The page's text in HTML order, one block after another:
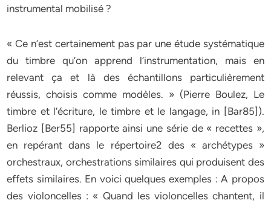
instrumental mobilisé ?
« Ce n’est certainement pas par une étude systématique
du timbre qu’on apprend l’instrumentation, mais en
relevant ça et là des échantillons particulièrement
réussis, choisis comme modèles. » (Pierre Boulez, Le
timbre et l’écriture, le timbre et le langage, in [Bar85]).
Berlioz [Ber55] rapporte ainsi une série de « recettes »,
en repérant dans le répertoire2 des « archétypes »
orchestraux, orchestrations similaires qui produisent des
effets similaires. En voici quelques exemples : A propos
des violoncelles : « Quand les violoncelles chantent, il